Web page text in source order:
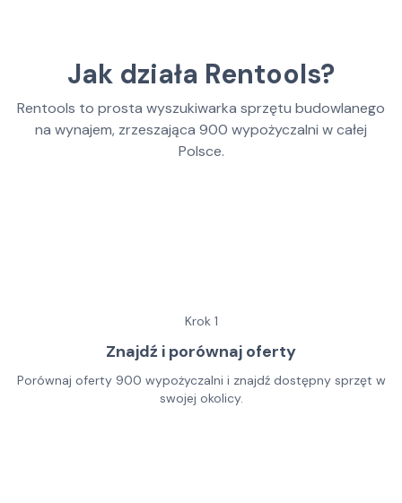
Jak działa Rentools?
Rentools to prosta wyszukiwarka sprzętu budowlanego
na wynajem, zrzeszająca 900 wypożyczalni w całej
Polsce.
Krok 1
Znajdź i porównaj oferty
Porównaj oferty 900 wypożyczalni i znajdź dostępny sprzęt w
swojej okolicy.